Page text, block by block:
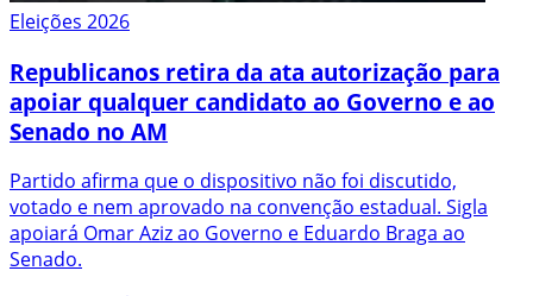
Eleições 2026
Republicanos retira da ata autorização para
apoiar qualquer candidato ao Governo e ao
Senado no AM
Partido afirma que o dispositivo não foi discutido,
votado e nem aprovado na convenção estadual. Sigla
apoiará Omar Aziz ao Governo e Eduardo Braga ao
Senado.